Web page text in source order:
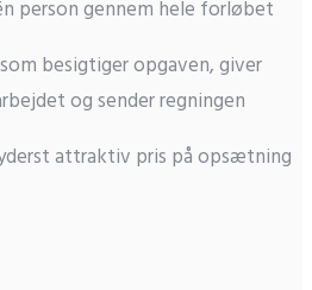
person gennem hele forløbet
besigtiger opgaven, giver
og sender regningen
attraktiv pris på opsætning